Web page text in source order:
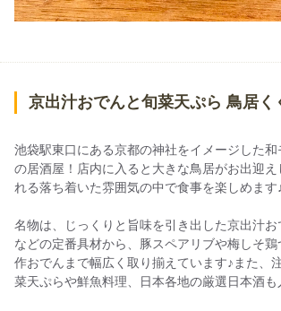
京出汁おでんと旬菜天ぷら 鳥居く
池袋駅東口にある京都の神社をイメージした和
の居酒屋！店内に入ると大きな鳥居がお出迎
れる落ち着いた雰囲気の中で食事を楽しめます
名物は、じっくりと旨味を引き出した京出汁
などの定番具材から、豚スペアリブや梅しそ鶏
作おでんまで幅広く取り揃えています♪また、
菜天ぷらや鮮魚料理、日本各地の厳選日本酒も